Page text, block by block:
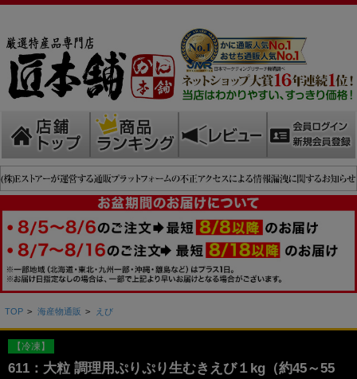
TOP > 海産物通販 > えび
【冷凍】
611：大粒 調理用ぷりぷり生むきえび１kg（約45～55